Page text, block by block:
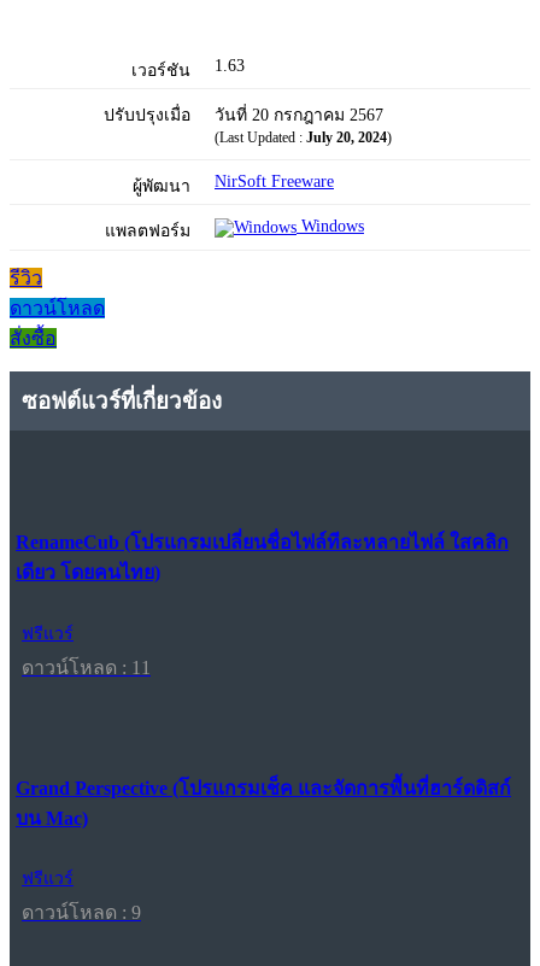
เวอร์ชัน 1.63
ปรับปรุงเมื่อ วันที่ 20 กรกฎาคม 2567
(Last Updated : July 20, 2024)
ผู้พัฒนา NirSoft Freeware
แพลตฟอร์ม Windows
รีวิว
ดาวน์โหลด
สั่งซื้อ
ซอฟต์แวร์ที่เกี่ยวข้อง
RenameCub (โปรแกรมเปลี่ยนชื่อไฟล์ทีละหลายไฟล์ ใสคลิก
เดียว โดยคนไทย)
ฟรีแวร์
ดาวน์โหลด : 11
Grand Perspective (โปรแกรมเช็ค และจัดการพื้นที่ฮาร์ดดิสก์
บน Mac)
ฟรีแวร์
ดาวน์โหลด : 9